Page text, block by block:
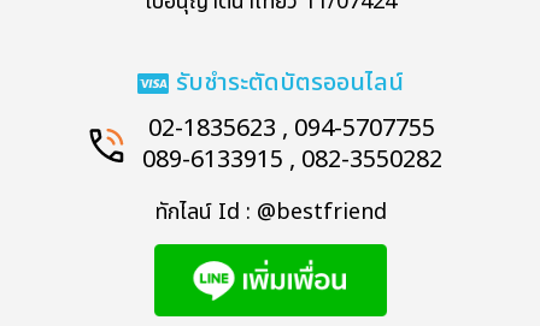
รับชำระตัดบัตรออนไลน์
02-1835623 , 094-5707755
089-6133915 , 082-3550282
ทักไลน์ Id : @bestfriend